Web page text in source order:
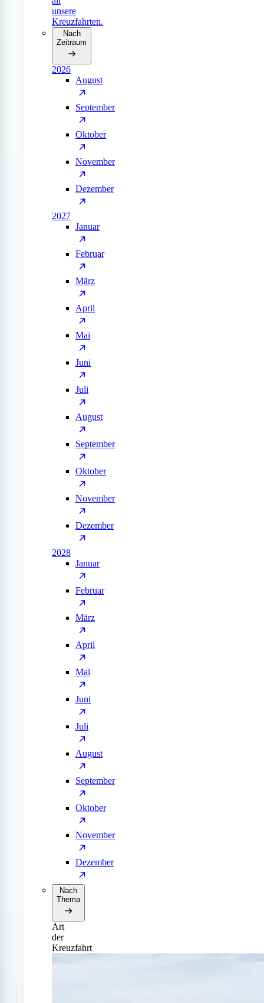
unsere
Kreuzfahrten.
Nach
Zeitraum
2026
August
September
Oktober
November
Dezember
2027
Januar
Februar
März
April
Mai
Juni
Juli
August
September
Oktober
November
Dezember
2028
Januar
Februar
März
April
Mai
Juni
Juli
August
September
Oktober
November
Dezember
Nach
Thema
Art
der
Kreuzfahrt